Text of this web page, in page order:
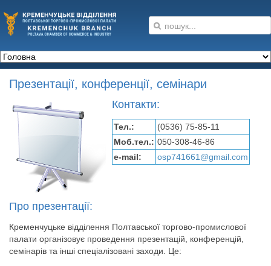
Презентації, конференції, семінари
Контакти:
Тел.:
(0536) 75-85-11
Моб.тел.: 050-308-46-86
e-mail:
osp741661@gmail.com
Про презентації:
Кременчуцьке відділення Полтавської торгово-промислової
палати організовує проведення презентацій, конференцій,
семінарів та інші спеціалізовані заходи. Це: